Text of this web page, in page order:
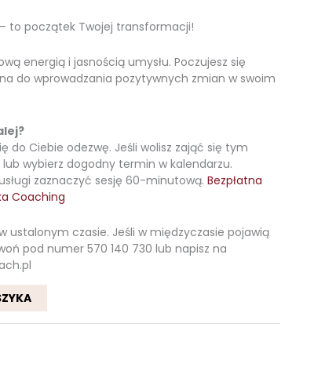
to początek Twojej transformacji!
energią i jasnością umysłu. Poczujesz się
do wprowadzania pozytywnych zmian w swoim
do Ciebie odezwę. Jeśli wolisz zająć się tym
wybierz dogodny termin w kalendarzu.
zaznaczyć sesję 60-minutową. Bezpłatna
Coaching
ustalonym czasie. Jeśli w międzyczasie pojawią
pod numer 570 140 730 lub napisz na